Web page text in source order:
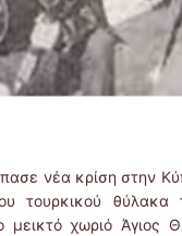
νέα κρίση στην
τουρκικού θύλακα
μεικτό χωριό Άγιος